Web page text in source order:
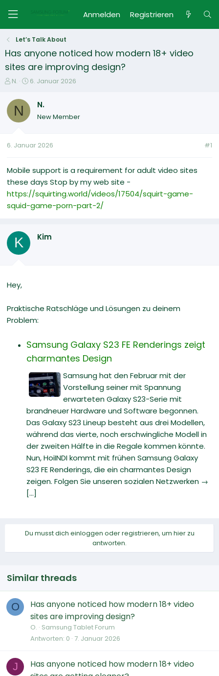
Anmelden Registrieren
Let’s Talk About
Has anyone noticed how modern 18+ video
sites are improving design?
E
s
e
e
N.
E
t
t
m
6. Januar 2026
N N.
New Member
6. Januar 2026 #1
Mobile support is a requirement for adult video sites
these days Stop by my web site -
https://squirting.world/videos/17504/squirt-game-
squid-game-porn-part-2/
K Kim
Hey,
Praktische Ratschläge und Lösungen zu deinem
Problem:
Samsung Galaxy S23 FE Renderings zeigt
charmantes Design
Samsung hat den Februar mit der
Vorstellung seiner mit Spannung
erwarteten Galaxy S23-Serie mit
brandneuer Hardware und Software begonnen.
Das Galaxy S23 Lineup besteht aus drei Modellen,
während das vierte, noch erschwingliche Modell in
der zweiten Hälfte in die Regale kommen könnte.
Nun, HoiINDI kommt mit frühen Samsung Galaxy
S23 FE Renderings, die ein charmantes Design
zeigen. Folgen Sie unseren sozialen Netzwerken →
[...]
Du musst dich einloggen oder registrieren, um hier zu
antworten.
Similar threads
O
Has anyone noticed how modern 18+ video
sites are improving design?
O. Samsung Tablet Forum
Antworten 0 7. Januar 2026
J
Has anyone noticed how modern 18+ video